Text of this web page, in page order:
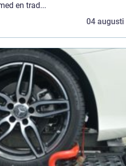
en trad...
04 augusti